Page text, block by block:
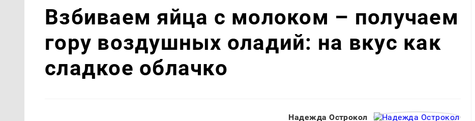
Взбиваем яйца с молоком – получаем
гору воздушных оладий: на вкус как
сладкое облачко
Надежда Острокол